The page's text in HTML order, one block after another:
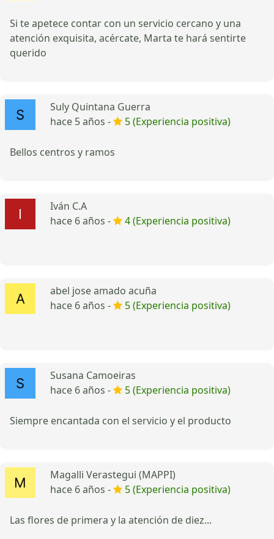
Si te apetece contar con un servicio cercano y una
atención exquisita, acércate, Marta te hará sentirte
querido
Suly Quintana Guerra
hace 5 años -
5 (Experiencia positiva)
Bellos centros y ramos
Iván C.A
hace 6 años -
4 (Experiencia positiva)
abel jose amado acuña
hace 6 años -
5 (Experiencia positiva)
Susana Camoeiras
hace 6 años -
5 (Experiencia positiva)
Siempre encantada con el servicio y el producto
Magalli Verastegui (MAPPI)
hace 6 años -
5 (Experiencia positiva)
Las flores de primera y la atención de diez...